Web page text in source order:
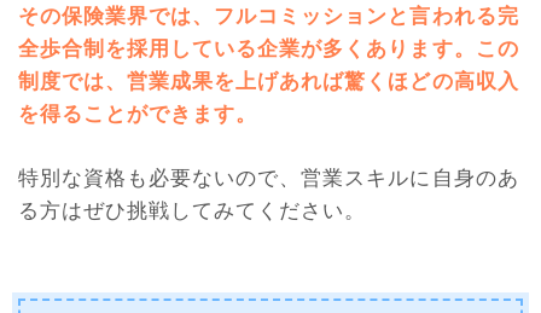
その保険業界では、フルコミッションと言われる完
全歩合制を採用している企業が多くあります。この
制度では、営業成果を上げあれば驚くほどの高収入
を得ることができます。
特別な資格も必要ないので、営業スキルに自身のあ
る方はぜひ挑戦してみてください。